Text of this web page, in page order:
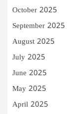
October 2025
September 2025
August 2025
July 2025
June 2025
May 2025
April 2025